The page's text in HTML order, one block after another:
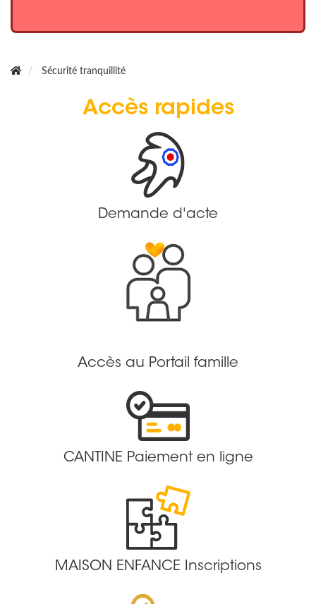
Sécurité tranquillité
Accès rapides
Demande d'acte
Accès au Portail famille
CANTINE Paiement en ligne
MAISON ENFANCE Inscriptions